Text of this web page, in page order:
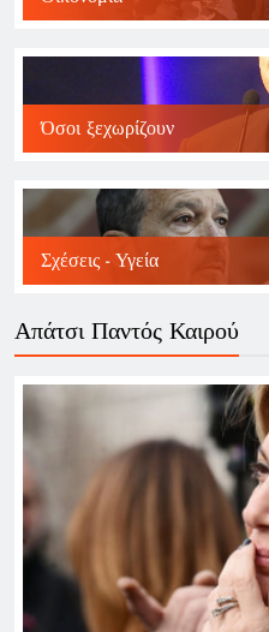
Όσοι ξεχωρίζουν
Σχέσεις - Υγεία
Απάτσι Παντός Καιρού